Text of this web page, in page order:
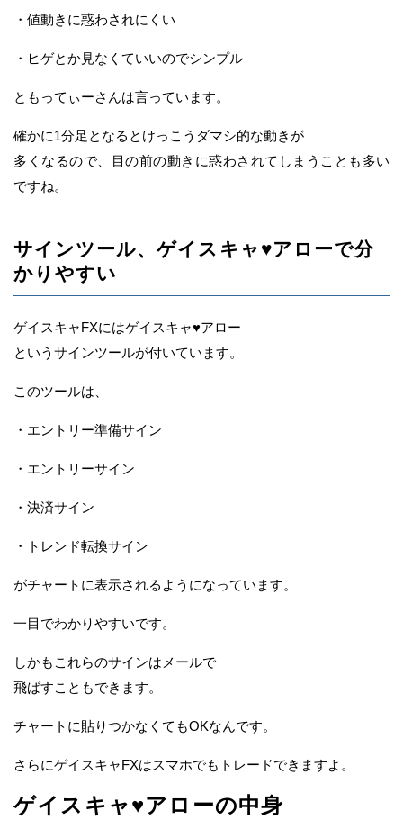
・値動きに惑わされにくい
・ヒゲとか見なくていいのでシンプル
ともってぃーさんは言っています。
確かに1分足となるとけっこうダマシ的な動きが
多くなるので、目の前の動きに惑わされてしまうことも多い
ですね。
サインツール、ゲイスキャ♥アローで分
かりやすい
ゲイスキャFXにはゲイスキャ♥アロー
というサインツールが付いています。
このツールは、
・エントリー準備サイン
・エントリーサイン
・決済サイン
・トレンド転換サイン
がチャートに表示されるようになっています。
一目でわかりやすいです。
しかもこれらのサインはメールで
飛ばすこともできます。
チャートに貼りつかなくてもOKなんです。
さらにゲイスキャFXはスマホでもトレードできますよ。
ゲイスキャ♥アローの中身